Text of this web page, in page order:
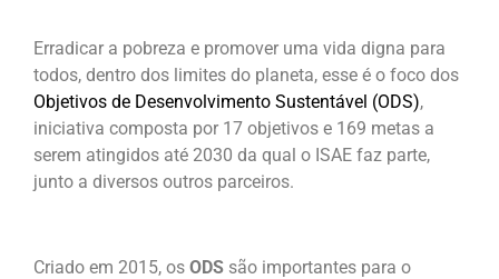
Erradicar a pobreza e promover uma vida digna para
todos, dentro dos limites do planeta, esse é o foco dos
Objetivos de Desenvolvimento Sustentável (ODS),
iniciativa composta por 17 objetivos e 169 metas a
serem atingidos até 2030 da qual o ISAE faz parte,
junto a diversos outros parceiros.
Criado em 2015, os ODS são importantes para o